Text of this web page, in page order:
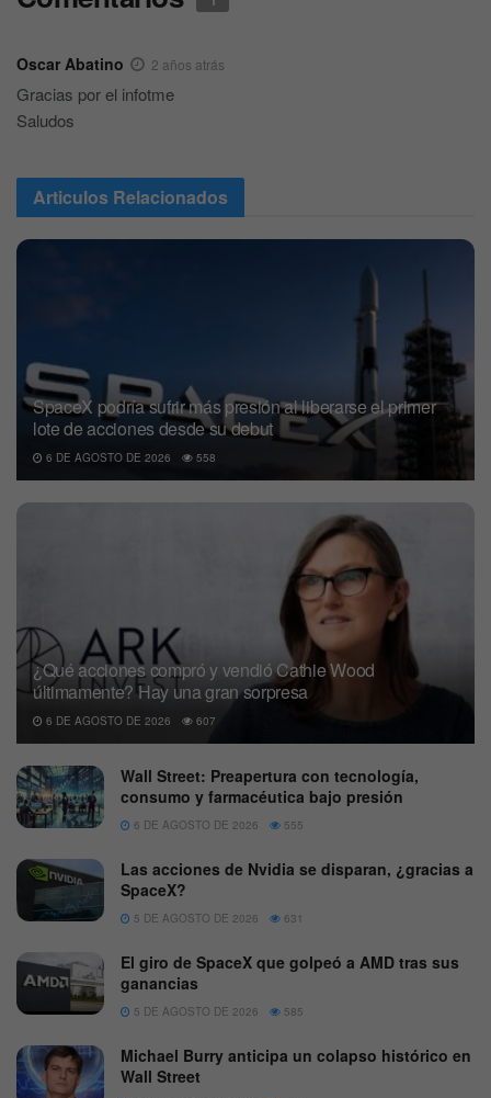
Oscar Abatino 2 años atrás
Gracias por el infotme
Saludos
Articulos Relacionados
SpaceX podría sufrir más presión al liberarse el primer
lote de acciones desde su debut
6 DE AGOSTO DE 2026 558
¿Qué acciones compró y vendió Cathie Wood
últimamente? Hay una gran sorpresa
6 DE AGOSTO DE 2026 607
Wall Street: Preapertura con tecnología,
consumo y farmacéutica bajo presión
6 DE AGOSTO DE 2026 555
Las acciones de Nvidia se disparan, ¿gracias a
SpaceX?
5 DE AGOSTO DE 2026 631
El giro de SpaceX que golpeó a AMD tras sus
ganancias
5 DE AGOSTO DE 2026 585
Michael Burry anticipa un colapso histórico en
Wall Street